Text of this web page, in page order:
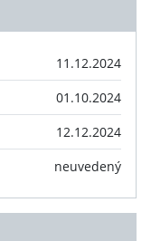
11.12.2024
01.10.2024
12.12.2024
neuvedený